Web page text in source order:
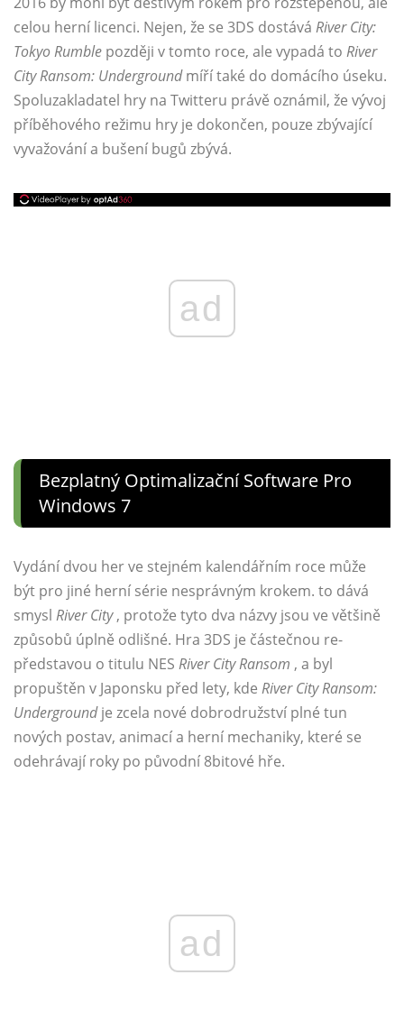
celou herní licenci. Nejen, že se 3DS dostává River City:
Tokyo Rumble později v tomto roce, ale vypadá to River
City Ransom: Undergroundmíří také do domácího úseku.
Spoluzakladatel hry na Twitteru právě oznámil, že vývoj
příběhového režimu hry je dokončen, pouze zbývající
vyvažování a bušení bugů zbývá.
ad
Bezplatný Optimalizační Software Pro
Windows 7
Vydání dvou her ve stejném kalendářním roce může
být pro jiné herní série nesprávným krokem. to dává
smysl River City, protože tyto dva názvy jsou ve většině
způsobů úplně odlišné. Hra 3DS je částečnou re-
představou o titulu NES River City Ransom , a byl
propuštěn v Japonsku před lety, kde River City Ransom:
Undergroundje zcela nové dobrodružství plné tun
nových postav, animací a herní mechaniky, které se
odehrávají roky po původní 8bitové hře.
ad